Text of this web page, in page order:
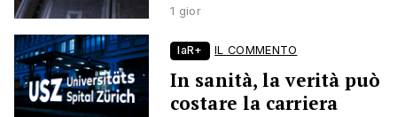
1 gior
laR+ IL COMMENTO
In sanità, la verità può
costare la carriera